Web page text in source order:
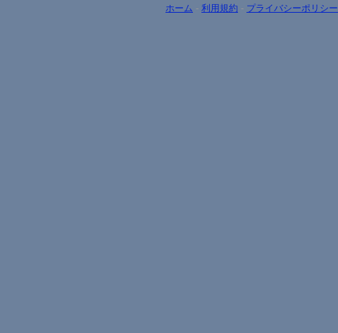
ホーム - 利用規約 - プライバシーポリシー